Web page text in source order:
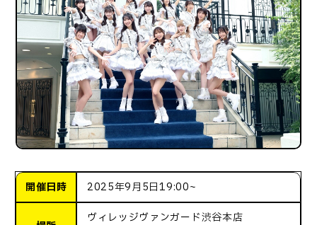
開催日時 2025年9月5日19:00~
ヴィレッジヴァンガード渋谷本店